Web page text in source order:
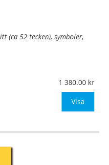
(ca 52 tecken), symboler,
2mm (stolpmontage)
mått upp till 0,13m²)
1 380.00
Visa